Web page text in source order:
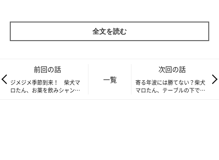
全文を読む
前回の話
ジメジメ季節到来！ 柴犬マ
ロたん、お薬を飲みシャンプ
一覧
次回の話
寄る年波には勝てない？柴犬
マロたん、テーブルの下でま